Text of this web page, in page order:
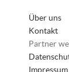
Über uns
Kontakt
Partner
Impressum